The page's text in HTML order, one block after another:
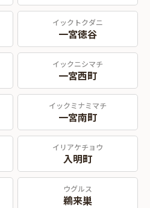
イックトクダニ
一宮徳谷
イックニシマチ
一宮西町
イックミナミマチ
一宮南町
イリアケチョウ
入明町
ウグルス
鵜来巣